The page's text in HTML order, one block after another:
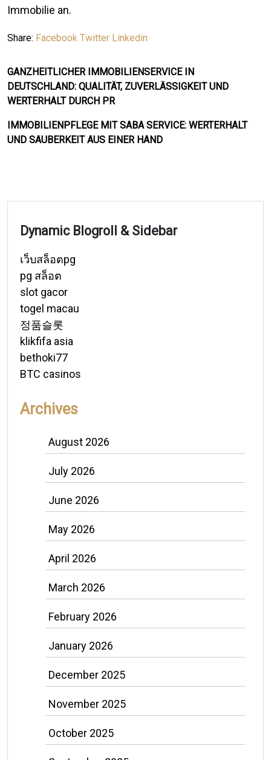
Immobilie an.
Share: Facebook Twitter Linkedin
GANZHEITLICHER IMMOBILIENSERVICE IN
DEUTSCHLAND: QUALITÄT, ZUVERLÄSSIGKEIT UND
WERTERHALT DURCH PR
IMMOBILIENPFLEGE MIT SABA SERVICE: WERTERHALT
UND SAUBERKEIT AUS EINER HAND
Dynamic Blogroll & Sidebar
เว็บสล็อตpg
pg สล็อต
slot gacor
togel macau
정품슬롯
klikfifa asia
bethoki77
BTC casinos
Archives
August 2026
July 2026
June 2026
May 2026
April 2026
March 2026
February 2026
January 2026
December 2025
November 2025
October 2025